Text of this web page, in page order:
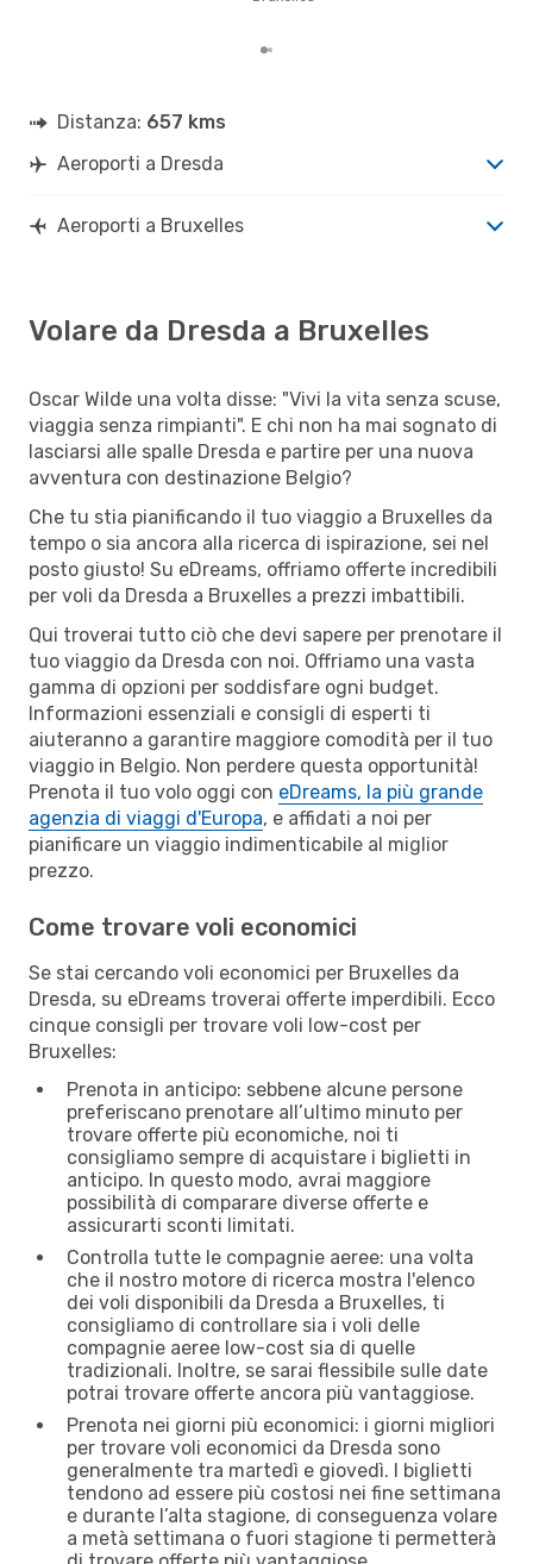
Distanza: 657 kms
Aeroporti a Dresda
Aeroporti a Bruxelles
Volare da Dresda a Bruxelles
Oscar Wilde una volta disse: "Vivi la vita senza scuse,
viaggia senza rimpianti". E chi non ha mai sognato di
lasciarsi alle spalle Dresda e partire per una nuova
avventura con destinazione Belgio?
Che tu stia pianificando il tuo viaggio a Bruxelles da
tempo o sia ancora alla ricerca di ispirazione, sei nel
posto giusto! Su eDreams, offriamo offerte incredibili
per voli da Dresda a Bruxelles a prezzi imbattibili.
Qui troverai tutto ciò che devi sapere per prenotare il
tuo viaggio da Dresda con noi. Offriamo una vasta
gamma di opzioni per soddisfare ogni budget.
Informazioni essenziali e consigli di esperti ti
aiuteranno a garantire maggiore comodità per il tuo
viaggio in Belgio. Non perdere questa opportunità!
Prenota il tuo volo oggi con eDreams, la più grande
agenzia di viaggi d'Europa, e affidati a noi per
pianificare un viaggio indimenticabile al miglior
prezzo.
Come trovare voli economici
Se stai cercando voli economici per Bruxelles da
Dresda, su eDreams troverai offerte imperdibili. Ecco
cinque consigli per trovare voli low-cost per
Bruxelles:
Prenota in anticipo: sebbene alcune persone
preferiscano prenotare all’ultimo minuto per
trovare offerte più economiche, noi ti
consigliamo sempre di acquistare i biglietti in
anticipo. In questo modo, avrai maggiore
possibilità di comparare diverse offerte e
assicurarti sconti limitati.
Controlla tutte le compagnie aeree: una volta
che il nostro motore di ricerca mostra l'elenco
dei voli disponibili da Dresda a Bruxelles, ti
consigliamo di controllare sia i voli delle
compagnie aeree low-cost sia di quelle
tradizionali. Inoltre, se sarai flessibile sulle date
potrai trovare offerte ancora più vantaggiose.
Prenota nei giorni più economici: i giorni migliori
per trovare voli economici da Dresda sono
generalmente tra martedì e giovedì. I biglietti
tendono ad essere più costosi nei fine settimana
e durante l’alta stagione, di conseguenza volare
a metà settimana o fuori stagione ti permetterà